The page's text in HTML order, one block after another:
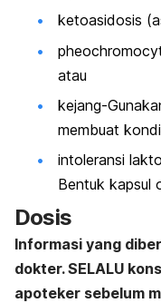
ketoasidosis
atau
kejang-
membuat
intoleransi
Bentuk kapsul
Dosis
Informasi yang
dokter. SELALU
apoteker sebelum